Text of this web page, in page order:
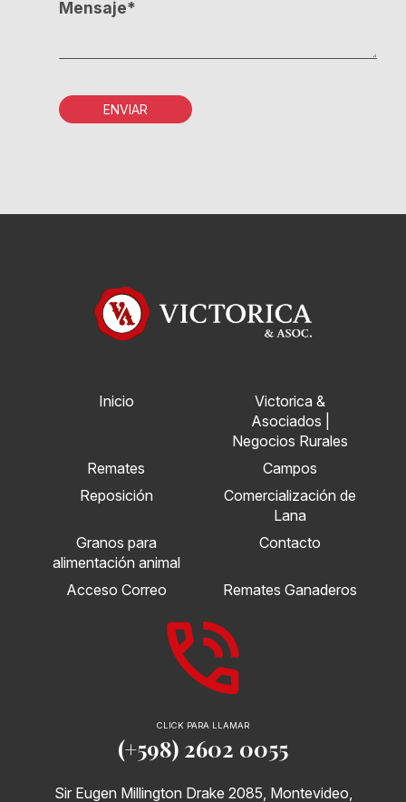
Mensaje*
ENVIAR
Inicio
Victorica &
Asociados |
Negocios Rurales
Remates
Campos
Reposición
Comercialización de
Lana
Granos para
alimentación animal
Contacto
Acceso Correo Remates Ganaderos
Sir Eugen Millington Drake 2085, Montevideo,
CLICK PARA LLAMAR
(+598) 2602 0055